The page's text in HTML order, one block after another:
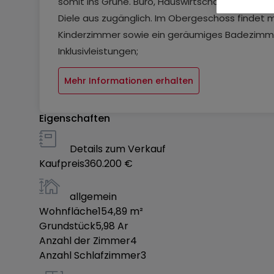
Diele aus zugänglich. Im Obergeschoss findet
Kinderzimmer sowie ein geräumiges
Inklusivleistungen;
OKAL Schlüsselfertig?Plus Konzept /
Architektenleistungen: Planungsleistung,
Koordination der Hausanschlüsse, Erstellung
Bodengutachten: 2 Rammkernsondierung,
Bodenplatte inklusive
2,80 m Raumhöhe inklsive
Mehr Informationen erhalten
Eigenschaften
Details zum Verkauf
Kaufpreis360.200 €
allgemein
Wohnfläche154,89 m²
Grundstück5,98 Ar
Anzahl der Zimmer4
Anzahl Schlafzimmer3